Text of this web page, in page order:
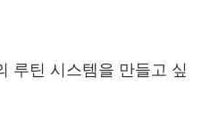
루틴 시스템을 만들고 싶